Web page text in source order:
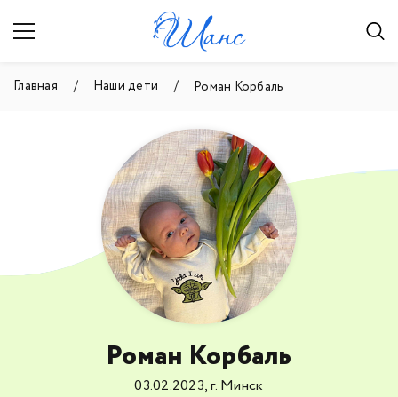
Главная Наши дети Роман Корбаль
Роман Корбаль
03.02.2023, г. Минск